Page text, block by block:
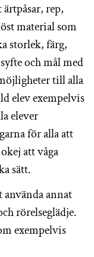
rep,
material som
storlek, färg,
och mål med
till alla
elev exempelvis
elever
för alla att
att våga
sätt.
annat
rörelseglädje.
exempelvis